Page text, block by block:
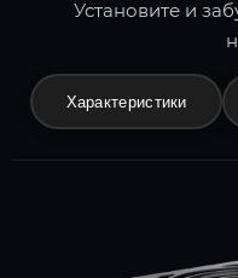
Установите и
Характеристики